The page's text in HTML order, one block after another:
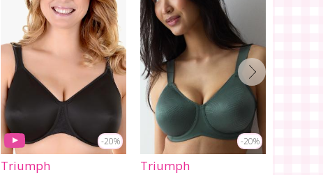
-20%
Triumph
-20%
Triumph